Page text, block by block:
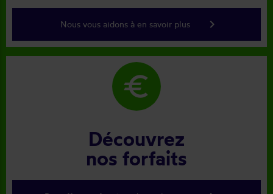
Nous vous aidons à en savoir plus keyboard_arrow_right
euro
Découvrez
nos forfaits